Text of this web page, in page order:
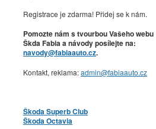
Registrace je zdarma! Přidej se k nám.
Pomozte nám s tvourbou Vašeho webu
Škda Fabia a návody posílejte na:
navody@fabiaauto.cz.
Kontakt, reklama:admin@fabiaauto.cz
Škoda Superb Club
Škoda Octavia